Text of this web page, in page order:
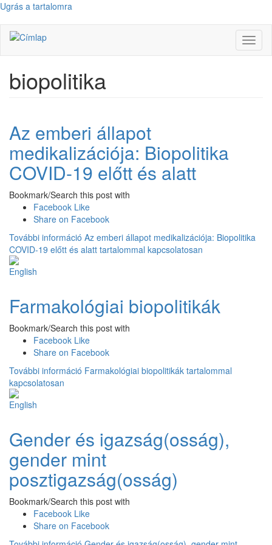
Ugrás a tartalomra
biopolitika
Az emberi állapot
medikalizációja: Biopolitika
COVID-19 előtt és alatt
Bookmark/Search this post with
Facebook Like
Share on Facebook
További információ Az emberi állapot medikalizációja: Biopolitika
COVID-19 előtt és alatt tartalommal kapcsolatosan
Farmakológiai biopolitikák
Bookmark/Search this post with
Facebook Like
Share on Facebook
További információ Farmakológiai biopolitikák tartalommal
kapcsolatosan
Gender és igazság(osság),
gender mint
posztigazság(osság)
Bookmark/Search this post with
Facebook Like
Share on Facebook